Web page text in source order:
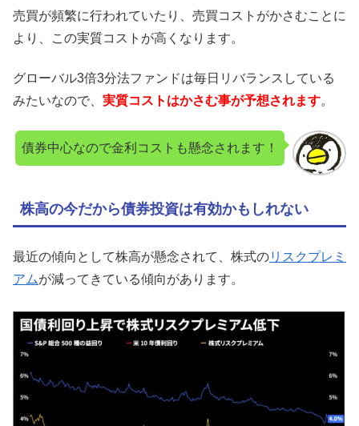
売買が頻繁に行われていたり、売買コストがかさむことに
より、この実質コストが高くなります。
グローバル3倍3分法ファンドは毎日リバランスしている
みたいなので、 実質コストはかさむ事が予想されます。
債券中心なので金利コストも懸念されます！
株高の今だから債券投資は有効かもしれない
最近の傾向として株高が懸念されて、株式のリスクプレミ
アムが減ってきている傾向があります。